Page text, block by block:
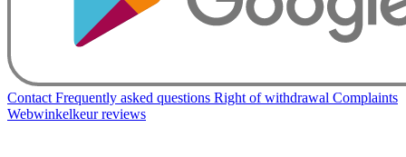
Contact Frequently asked questions Right of withdrawal Complaints
Webwinkelkeur reviews